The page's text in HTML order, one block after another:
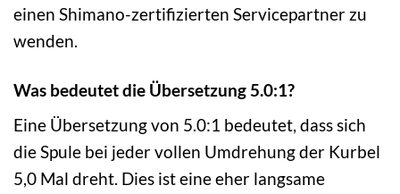
einen Shimano-zertifizierten Servicepartner zu
wenden.
Was bedeutet die Übersetzung 5.0:1?
Eine Übersetzung von 5.0:1 bedeutet, dass sich
die Spule bei jeder vollen Umdrehung der Kurbel
5,0 Mal dreht. Dies ist eine eher langsame